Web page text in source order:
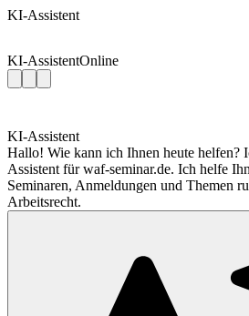
KI-Assistent
KI-AssistentOnline
KI-Assistent
Hallo! Wie kann ich Ihnen heute helfen?
Assistent für waf-seminar.de. Ich helfe
Seminaren, Anmeldungen und Themen
Arbeitsrecht.